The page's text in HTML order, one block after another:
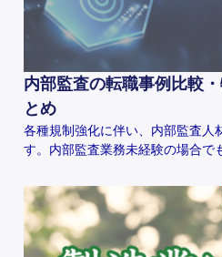
内部監査の転職事例比較
とめ
各種規制強化に伴い、内部監査人
す。内部監査業務未経験の場合